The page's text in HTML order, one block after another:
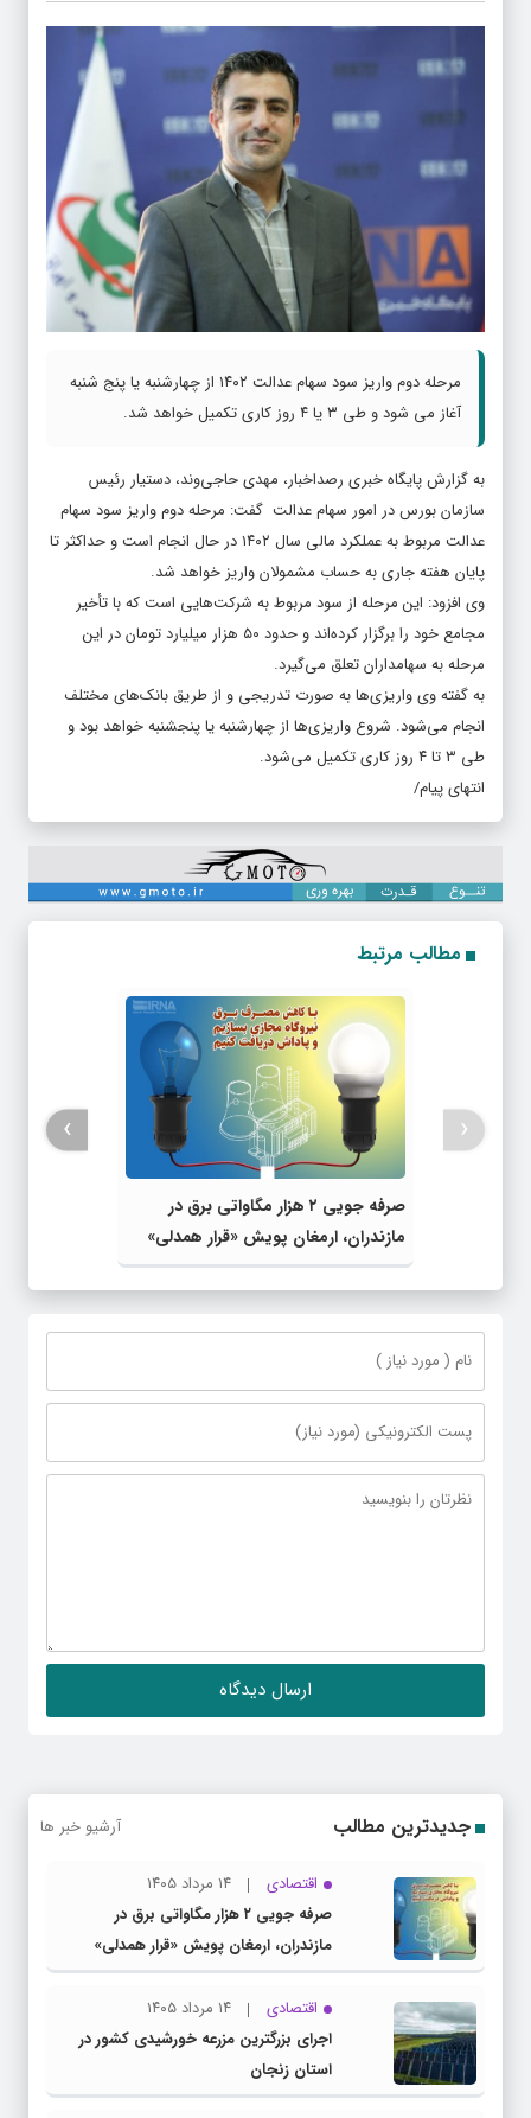
مرحله دوم واریز سود سهام عدالت ۱۴۰۲ از چهارشنبه یا پنج شنبه
آغاز می شود و طی ۳ یا ۴ روز کاری تکمیل خواهد شد.
به گزارش پایگاه خبری رصداخبار، مهدی حاجی‌وند، دستیار رئیس
سازمان بورس در امور سهام عدالت گفت: مرحله دوم واریز سود سهام
عدالت مربوط به عملکرد مالی سال ۱۴۰۲ در حال انجام است و حداکثر تا
پایان هفته جاری به حساب مشمولان واریز خواهد شد.
وی افزود: این مرحله از سود مربوط به شرکت‌هایی است که با تأخیر
مجامع خود را برگزار کرده‌اند و حدود ۵۰ هزار میلیارد تومان در این
مرحله به سهامداران تعلق می‌گیرد.
به گفته وی واریزی‌ها به‌ صورت تدریجی و از طریق بانک‌های مختلف
انجام می‌شود. شروع واریزی‌ها از چهارشنبه یا پنجشنبه خواهد بود و
طی ۳ تا ۴ روز کاری تکمیل می‌شود.
انتهای پیام/
مطالب مرتبط
صرفه جویی ۲ هزار مگاواتی برق در
مازندران، ارمغان پویش «قرار همدلی»
‹
›
جدیدترین مطالب آرشیو خبر ها
اقتصادی
۱۴ مرداد ۱۴۰۵
صرفه جویی ۲ هزار مگاواتی برق در
مازندران، ارمغان پویش «قرار همدلی»
اقتصادی
۱۴ مرداد ۱۴۰۵
اجرای بزرگترین مزرعه خورشیدی کشور در
استان زنجان